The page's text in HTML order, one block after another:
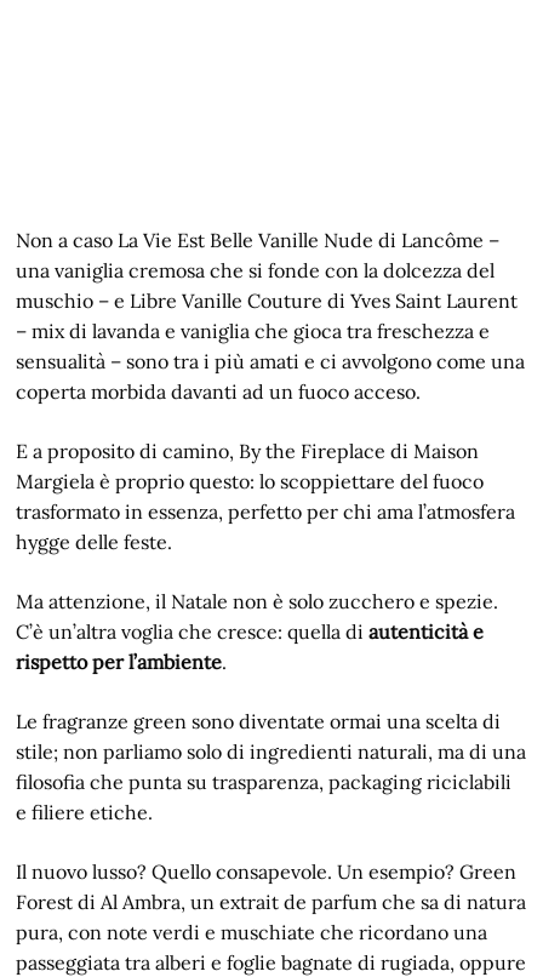
Non a caso La Vie Est Belle Vanille Nude di Lancôme –
una vaniglia cremosa che si fonde con la dolcezza del
muschio – e Libre Vanille Couture di Yves Saint Laurent
– mix di lavanda e vaniglia che gioca tra freschezza e
sensualità – sono tra i più amati e ci avvolgono come una
coperta morbida davanti ad un fuoco acceso.
E a proposito di camino, By the Fireplace di Maison
Margiela è proprio questo: lo scoppiettare del fuoco
trasformato in essenza, perfetto per chi ama l’atmosfera
hygge delle feste.
Ma attenzione, il Natale non è solo zucchero e spezie.
C’è un’altra voglia che cresce: quella diautenticità e
rispetto per l’ambiente.
Le fragranze green sono diventate ormai una scelta di
stile; non parliamo solo di ingredienti naturali, ma di una
filosofia che punta su trasparenza, packaging riciclabili
e filiere etiche.
Il nuovo lusso? Quello consapevole. Un esempio? Green
Forest di Al Ambra, un extrait de parfum che sa di natura
pura, con note verdi e muschiate che ricordano una
passeggiata tra alberi e foglie bagnate di rugiada, oppure